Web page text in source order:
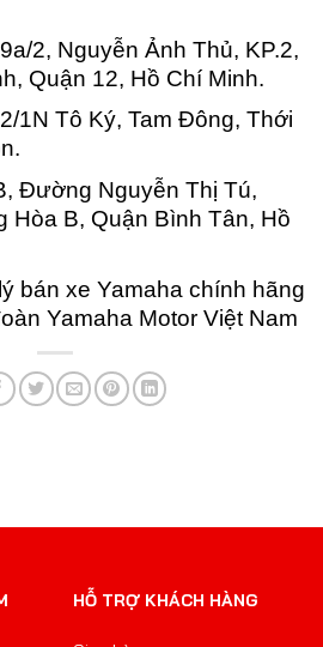
2, Nguyễn Ảnh Thủ, KP.2,
Quận 12, Hồ Chí Minh.
1N Tô Ký, Tam Đông, Thới
Đường Nguyễn Thị Tú,
Hòa B, Quận Bình Tân, Hồ
bán xe Yamaha chính hãng
Yamaha Motor Việt Nam
HỖ TRỢ KHÁCH HÀNG